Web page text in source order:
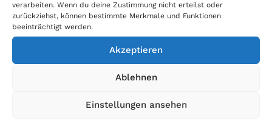
verarbeiten. Wenn du deine Zustimmung nicht erteilst oder
zurückziehst, können bestimmte Merkmale und Funktionen
beeinträchtigt werden.
Akzeptieren
Ablehnen
Einstellungen ansehen
Blog